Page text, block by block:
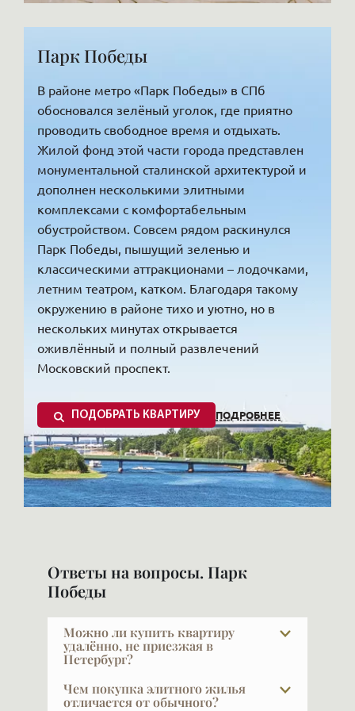
Парк Победы
В районе метро «Парк Победы» в СПб
обосновался зелёный уголок, где приятно
проводить свободное время и отдыхать.
Жилой фонд этой части города представлен
монументальной сталинской архитектурой и
дополнен несколькими элитными
комплексами с комфортабельным
обустройством. Совсем рядом раскинулся
Парк Победы, пышущий зеленью и
классическими аттракционами – лодочками,
летним театром, катком. Благодаря такому
окружению в районе тихо и уютно, но в
нескольких минутах открывается
оживлённый и полный развлечений
Московский проспект.
ПОДОБРАТЬ КВАРТИРУ ПОДРОБНЕЕ
петербуржцев и гостей города. Район назван
комфортных для жизни в городе. По
Генеральному плану города на территории
Парка планировалась застройка нового
общественного центра. В рамках этого
Ответы на вопросы. Парк
Победы
Можно ли купить квартиру
удалённо, не приезжая в
Петербург?
Да, мы регулярно работаем с
покупателями из разных городов. И
Чем покупка элитного жилья
отличается от обычного?